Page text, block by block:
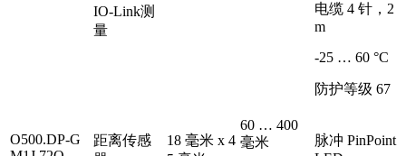
IO-Link测
量
电缆 4 针，2
m
-25 … 60 °C
防护等级 67
O500.DP-G
距离传感
18 毫米 x 4
60 … 400
毫米
脉冲 PinPoint